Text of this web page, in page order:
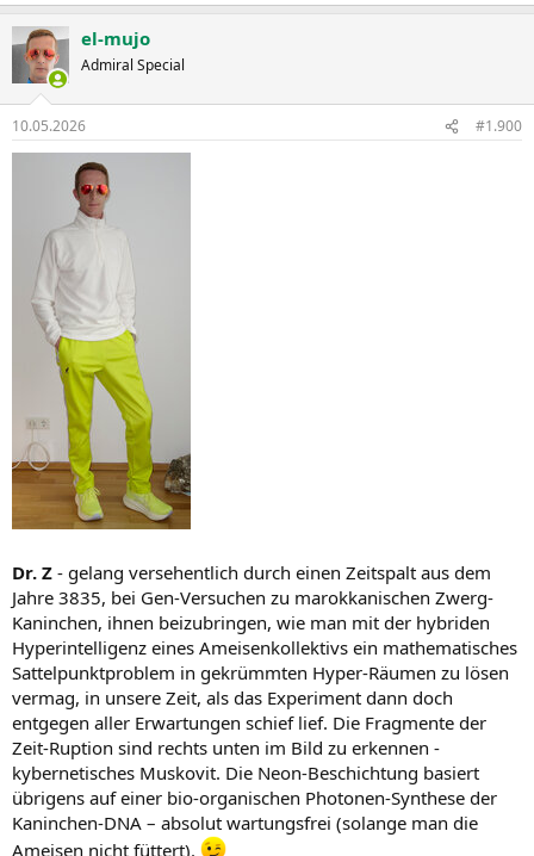
el-mujo
Admiral Special
10.05.2026 #1.900
Dr. Z - gelang versehentlich durch einen Zeitspalt aus dem
Jahre 3835, bei Gen-Versuchen zu marokkanischen Zwerg-
Kaninchen, ihnen beizubringen, wie man mit der hybriden
Hyperintelligenz eines Ameisenkollektivs ein mathematisches
Sattelpunktproblem in gekrümmten Hyper-Räumen zu lösen
vermag, in unsere Zeit, als das Experiment dann doch
entgegen aller Erwartungen schief lief. Die Fragmente der
Zeit-Ruption sind rechts unten im Bild zu erkennen -
kybernetisches Muskovit. Die Neon-Beschichtung basiert
übrigens auf einer bio-organischen Photonen-Synthese der
Kaninchen-DNA – absolut wartungsfrei (solange man die
Ameisen nicht füttert).